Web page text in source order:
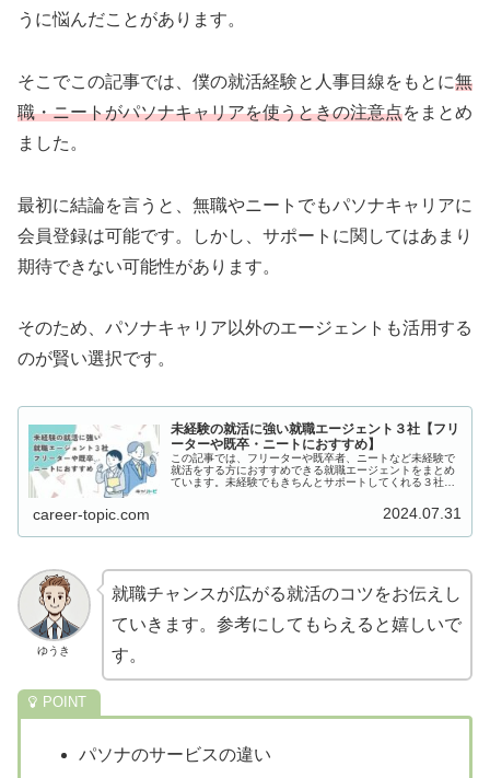
うに悩んだことがあります。
そこでこの記事では、僕の就活経験と人事目線をもとに無
職・ニートがパソナキャリアを使うときの注意点をまとめ
ました。
最初に結論を言うと、無職やニートでもパソナキャリアに
会員登録は可能です。しかし、サポートに関してはあまり
期待できない可能性があります。
そのため、パソナキャリア以外のエージェントも活用する
のが賢い選択です。
未経験の就活に強い就職エージェント３社【フリ
ーターや既卒・ニートにおすすめ】
この記事では、フリーターや既卒者、ニートなど未経験で
就活をする方におすすめできる就職エージェントをまとめ
ています。未経験でもきちんとサポートしてくれる３社を
career-topic.com 2024.07.31
ゆうき
就職チャンスが広がる就活のコツをお伝えし
ていきます。参考にしてもらえると嬉しいで
す。
パソナのサービスの違い